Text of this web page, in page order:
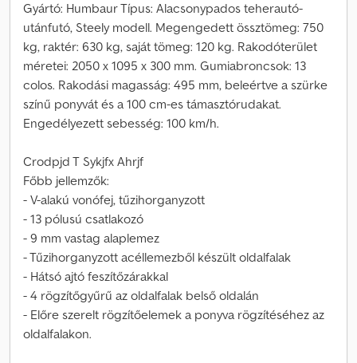
Gyártó: Humbaur Típus: Alacsonypados teherautó-
utánfutó, Steely modell. Megengedett össztömeg: 750
kg, raktér: 630 kg, saját tömeg: 120 kg. Rakodóterület
méretei: 2050 x 1095 x 300 mm. Gumiabroncsok: 13
colos. Rakodási magasság: 495 mm, beleértve a szürke
színű ponyvát és a 100 cm-es támasztórudakat.
Engedélyezett sebesség: 100 km/h.
Crodpjd T Sykjfx Ahrjf
Főbb jellemzők:
- V-alakú vonófej, tűzihorganyzott
- 13 pólusú csatlakozó
- 9 mm vastag alaplemez
- Tűzihorganyzott acéllemezből készült oldalfalak
- Hátsó ajtó feszítőzárakkal
- 4 rögzítőgyűrű az oldalfalak belső oldalán
- Előre szerelt rögzítőelemek a ponyva rögzítéséhez az
oldalfalakon.